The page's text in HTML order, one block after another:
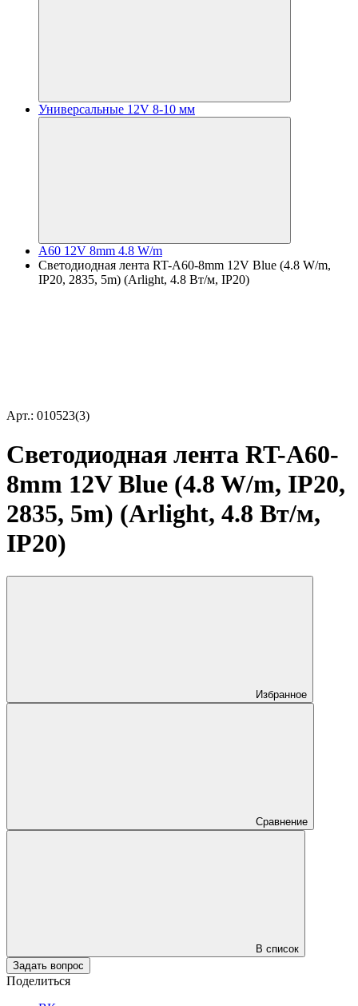
Универсальные 12V 8-10 мм
A60 12V 8mm 4.8 W/m
Светодиодная лента RT-A60-8mm 12V Blue (4.8 W/m,
IP20, 2835, 5m) (Arlight, 4.8 Вт/м, IP20)
Арт.: 010523(3)
Светодиодная лента RT-A60-
8mm 12V Blue (4.8 W/m, IP20,
2835, 5m) (Arlight, 4.8 Вт/м,
IP20)
Избранное
Сравнение
В список
Задать вопрос
Поделиться